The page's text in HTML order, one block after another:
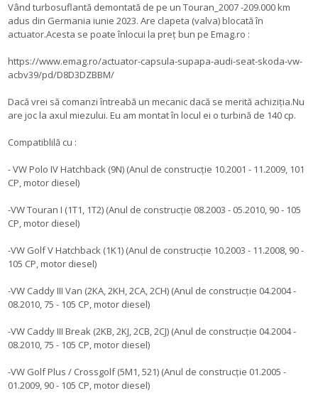
Vând turbosuflantă demontată de pe un Touran_2007 -209.000 km
adus din Germania iunie 2023. Are clapeta (valva) blocată în
actuator.Acesta se poate înlocui la preț bun pe Emag.ro :
https://www.emag.ro/actuator-capsula-supapa-audi-seat-skoda-vw-
acbv39/pd/D8D3DZBBM/
Dacă vrei să comanzi întreabă un mecanic dacă se merită achiziția.Nu
are joc la axul miezului. Eu am montat în locul ei o turbină de 140 cp.
Compatiblilă cu :
- VW Polo IV Hatchback (9N) (Anul de construcție 10.2001 - 11.2009, 101
CP, motor diesel)
-VW Touran I (1T1, 1T2) (Anul de construcție 08.2003 - 05.2010, 90 - 105
CP, motor diesel)
-VW Golf V Hatchback (1K1) (Anul de construcție 10.2003 - 11.2008, 90 -
105 CP, motor diesel)
-VW Caddy III Van (2KA, 2KH, 2CA, 2CH) (Anul de construcție 04.2004 -
08.2010, 75 - 105 CP, motor diesel)
-VW Caddy III Break (2KB, 2KJ, 2CB, 2CJ) (Anul de construcție 04.2004 -
08.2010, 75 - 105 CP, motor diesel)
-VW Golf Plus / Crossgolf (5M1, 521) (Anul de construcție 01.2005 -
01.2009, 90 - 105 CP, motor diesel)